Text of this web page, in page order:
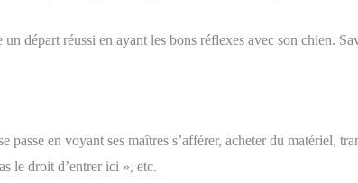
départ réussi en ayant les bons réflexes avec son chien.
en voyant ses maîtres s’afférer, acheter du matériel,
le droit d’entrer ici », etc.